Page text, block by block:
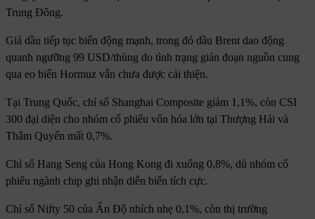
Trung Đông.
Giá dầu tiếp tục biến động mạnh, trong đó dầu Brent dao động
quanh ngưỡng 99 USD/thùng do tình trạng gián đoạn nguồn cung
qua eo biển Hormuz vẫn chưa được cải thiện.
Tại Trung Quốc, chỉ số Shanghai Composite giảm 1,1%, còn CSI
300 đại diện cho nhóm cổ phiếu vốn hóa lớn tại Thượng Hải và
Thâm Quyến mất 0,7%.
Chỉ số Hang Seng của Hong Kong đi xuống 0,8%, dù nhóm cổ
phiếu ngành chip ghi nhận diễn biến tích cực.
Chỉ số Nifty 50 của Ấn Độ nhích nhẹ 0,1%, còn thị trường